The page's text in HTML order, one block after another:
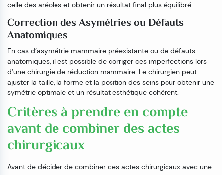
celle des aréoles et obtenir un résultat final plus équilibré.
Correction des Asymétries ou Défauts
Anatomiques
En cas d’asymétrie mammaire préexistante ou de défauts
anatomiques, il est possible de corriger ces imperfections lors
d’une chirurgie de réduction mammaire. Le chirurgien peut
ajuster la taille, la forme et la position des seins pour obtenir une
symétrie optimale et un résultat esthétique cohérent.
Critères à prendre en compte
avant de combiner des actes
chirurgicaux
Avant de décider de combiner des actes chirurgicaux avec une